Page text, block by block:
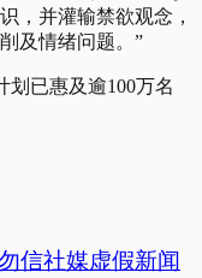
，并灌输禁欲观念，
及情绪问题。”
划已惠及逾100万名
信社媒虚假新闻